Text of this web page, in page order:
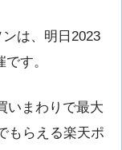
は、明日2023
す。
いまわりで最大
もらえる楽天ポ